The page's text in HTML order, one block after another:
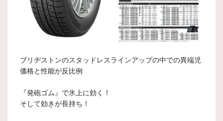
ブリヂストンのスタッドレスラインアップの中での異端児
価格と性能が反比例
『発砲ゴム』で氷上に効く！
そして効きが長持ち！